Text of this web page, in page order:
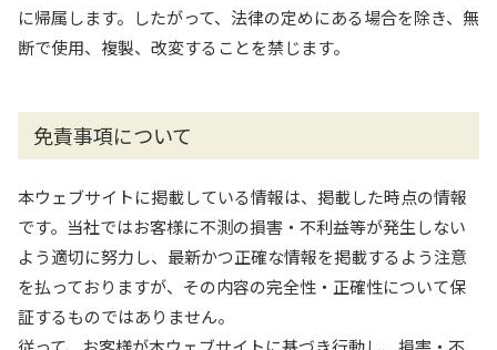
に帰属します。したがって、法律の定めにある場合を除き、無
断で使用、複製、改変することを禁じます。
免責事項について
本ウェブサイトに掲載している情報は、掲載した時点の情報
です。当社ではお客様に不測の損害・不利益等が発生しない
よう適切に努力し、最新かつ正確な情報を掲載するよう注意
を払っておりますが、その内容の完全性・正確性について保
証するものではありません。